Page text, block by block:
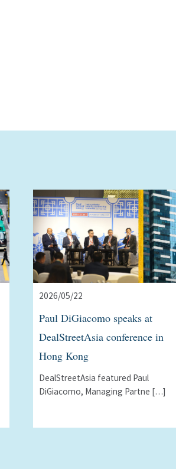
2026/05/22
Paul DiGiacomo speaks at
DealStreetAsia conference in
Hong Kong
DealStreetAsia featured Paul
DiGiacomo, Managing Partne […]